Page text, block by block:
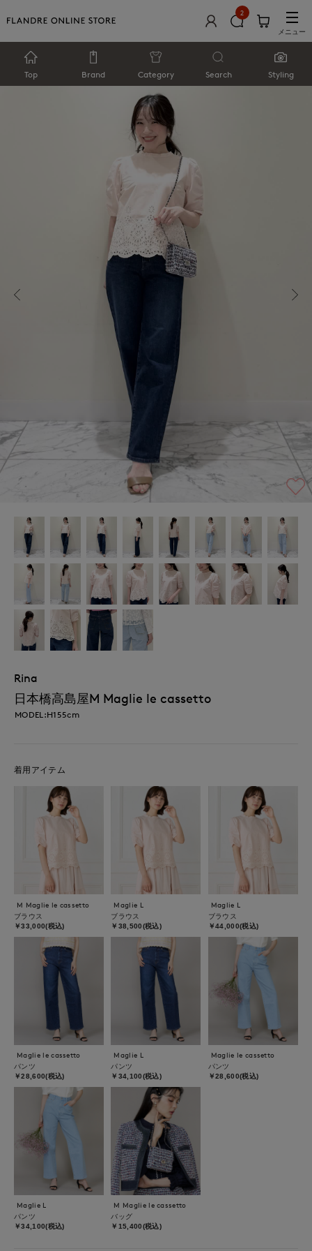
2
メニュー
Top Brand Category Search Styling
Rina
日本橋高島屋M Maglie le cassetto
MODEL:H155cm
着用アイテム
M Maglie le cassetto
ブラウス
￥33,000(税込)
Maglie L
ブラウス
￥38,500(税込)
Maglie L
ブラウス
￥44,000(税込)
Maglie le cassetto
パンツ
￥28,600(税込)
Maglie L
パンツ
￥34,100(税込)
Maglie le cassetto
パンツ
￥28,600(税込)
Maglie L
パンツ
￥34,100(税込)
M Maglie le cassetto
バッグ
￥15,400(税込)